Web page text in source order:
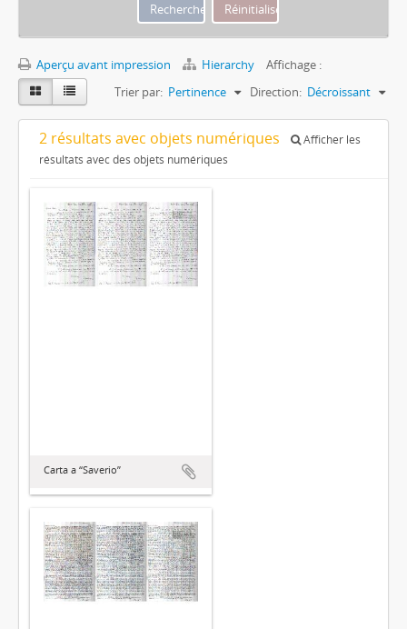
Aperçu avant impression Hierarchy
Affichage :
Trier par: Pertinence Direction: Décroissant
2 résultats avec objets numériques
Afficher les
résultats avec des objets numériques
Carta a “Saverio”